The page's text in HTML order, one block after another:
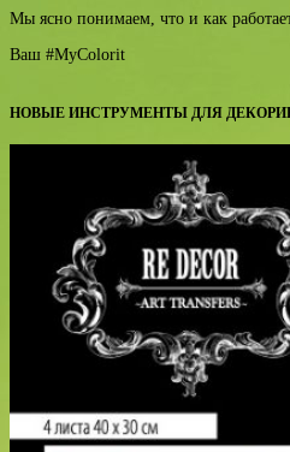
Мы ясно понимаем, что и как
Ваш #MyColorit
НОВЫЕ ИНСТРУМЕНТЫ ДЛЯ